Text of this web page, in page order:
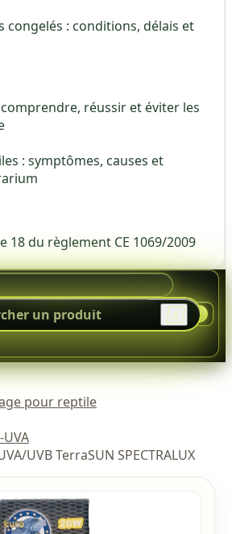
congelés : conditions, délais et
réussir et éviter les
: symptômes, causes et
18 du règlement CE 1069/2009

pour reptile
UVB TerraSUN SPECTRALUX